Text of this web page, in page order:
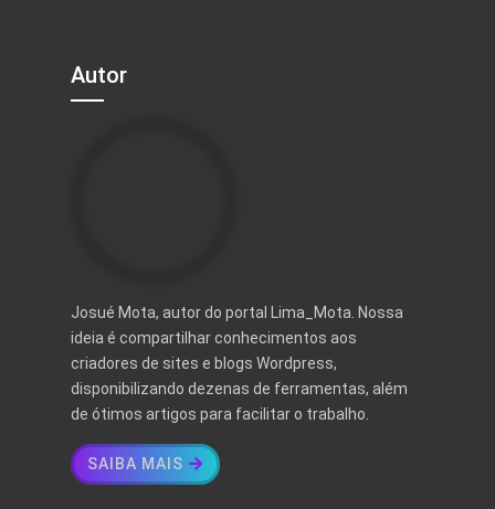
Autor
Josué Mota, autor do portal Lima_Mota. Nossa
ideia é compartilhar conhecimentos aos
criadores de sites e blogs Wordpress,
disponibilizando dezenas de ferramentas, além
de ótimos artigos para facilitar o trabalho.
SAIBA MAIS